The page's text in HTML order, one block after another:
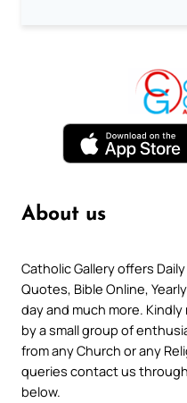
About us
Catholic Gallery offers
Quotes, Bible Online,
day and much more.
by a small group of
from any Church or any
queries contact us
below.